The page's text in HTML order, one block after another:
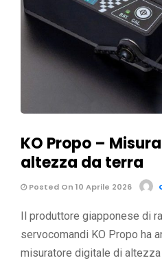
KO Propo –
altezza da terra
Posted On 10 Aprile 2026
Il produttore giapponese di
servocomandi KO Propo ha
misuratore digitale di altezza